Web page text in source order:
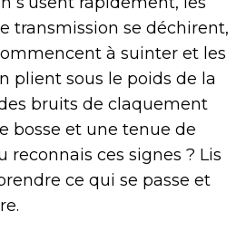
transmission se déchirent,
à suinter et les
plient sous le poids de la
bruits de claquement
bosse et une tenue de
reconnais ces signes ? Lis
ce qui se passe et